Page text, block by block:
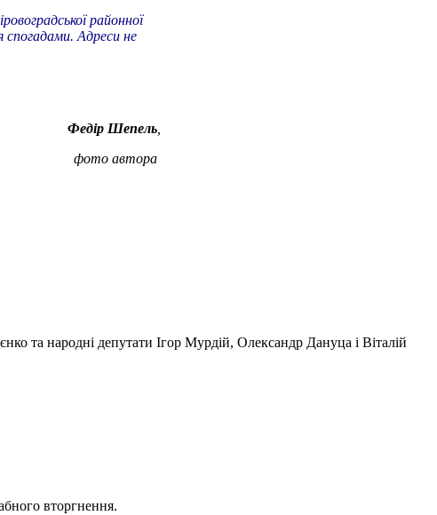
районної
спогадами. Адреси не
Федір Шепель
фото автора
та народні депутати Ігор Мурдій, Олександр Дануца і Віталій
вторгнення.